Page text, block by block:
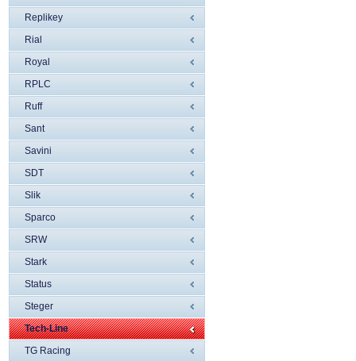
Replikey
Rial
Royal
RPLC
Ruff
Sant
Savini
SDT
Slik
Sparco
SRW
Stark
Status
Steger
Tech-Line
TG Racing